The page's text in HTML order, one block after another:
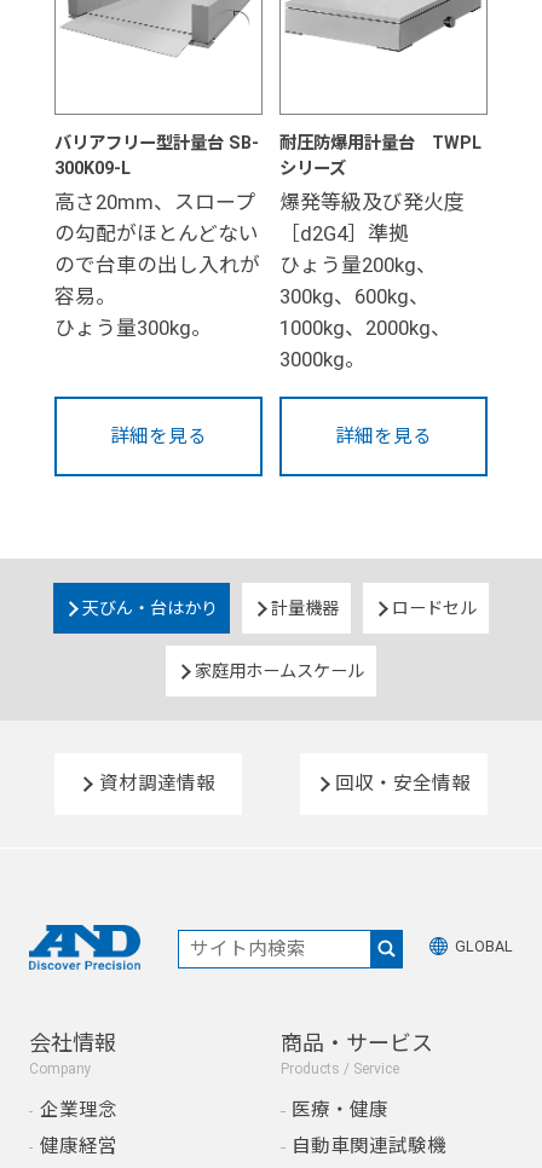
バリアフリー型計量台 SB-
300K09-L
高さ20mm、スロープ
の勾配がほとんどない
ので台車の出し入れが
容易。
ひょう量300kg。
詳細を見る
耐圧防爆用計量台 TWPL
シリーズ
爆発等級及び発火度
［d2G4］準拠
ひょう量200kg、
300kg、600kg、
1000kg、2000kg、
3000kg。
詳細を見る
天びん・台はかり 計量機器 ロードセル
家庭用ホームスケール
資材調達情報 回収・安全情報
GLOBAL
会社情報
Company
企業理念
健康経営
商品・サービス
Products / Service
医療・健康
自動車関連試験機